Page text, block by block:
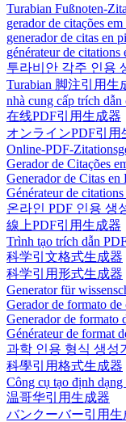
Turabian Fußnoten-
gerador de citações
generador de citas en
générateur de citations
투라비안 각주 인용
Turabian 脚注引用生
nhà cung cấp trích dẫn
在线PDF引用生成器
オンラインPDF引用
Online-PDF-
Gerador de Citações
Generador de Citas en
Générateur de
온라인 PDF 인용 생
線上PDF引用生成器
Trình tạo trích dẫn
科学引文格式生成器
科学引用形式生成器
Generator für
Gerador de formato
Generador de formato
Générateur de format
과학 인용 형식 생성기
科學引用格式生成器
Công cụ tạo định
温哥华引用生成器
バンクーバー引用生